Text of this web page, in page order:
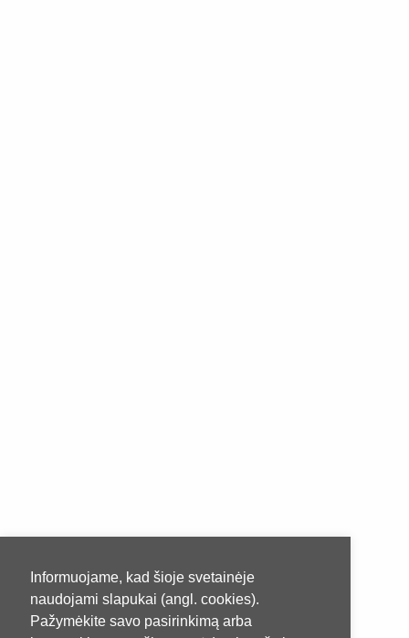
Informuojame, kad šioje svetainėje
naudojami slapukai (angl. cookies).
Pažymėkite savo pasirinkimą arba